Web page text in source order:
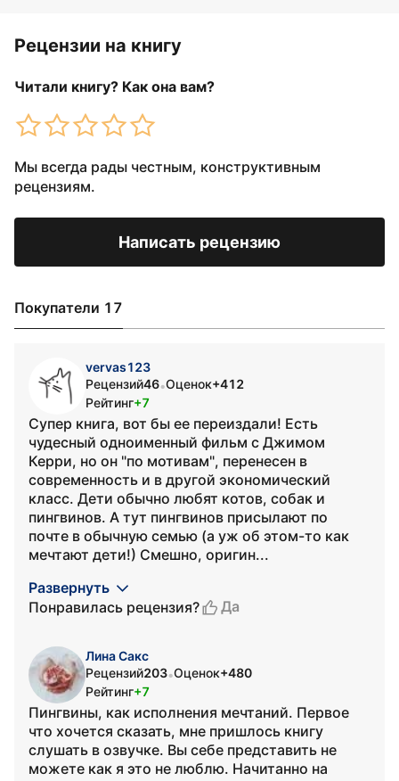
Рецензии на книгу
Читали книгу? Как она вам?
Мы всегда рады честным, конструктивным
рецензиям.
Написать рецензию
Покупатели 17
vervas123
Рецензий46•Оценок+412
Рейтинг+7
Супер книга, вот бы ее переиздали! Есть
чудесный одноименный фильм с Джимом
Керри, но он "по мотивам", перенесен в
современность и в другой экономический
класс. Дети обычно любят котов, собак и
пингвинов. А тут пингвинов присылают по
почте в обычную семью (а уж об этом-то как
мечтают дети!) Смешно, оригин...
Развернуть
Понравилась рецензия?
Да
Лина Сакс
Рецензий203•Оценок+480
Рейтинг+7
Пингвины, как исполнения мечтаний. Первое
что хочется сказать, мне пришлось книгу
слушать в озвучке. Вы себе представить не
можете как я это не люблю. Начитанно на